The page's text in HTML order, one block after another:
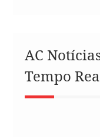
AC
Tempo